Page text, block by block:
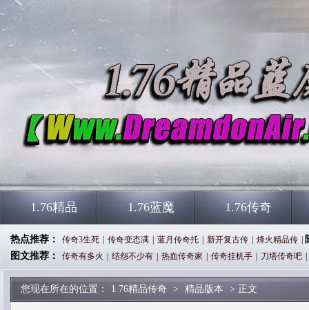
1.76精品 1.76蓝魔 1.76传奇
热点推荐： 传奇3生死 传奇变态满 蓝月传奇托 新开复古传 烽火精品传
图文推荐：
传奇有多火 结怨不少有 热血传奇家 传奇挂机手 刀塔传奇吧
您现在所在的位置： 1.76精品传奇 > 精品版本 > 正文